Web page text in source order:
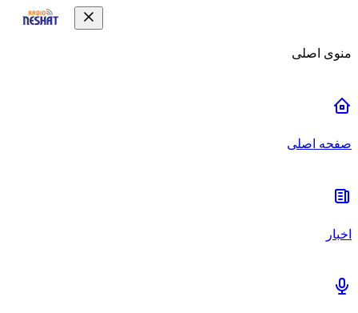
منوی اصلی
صفحه اصلی
اخبار